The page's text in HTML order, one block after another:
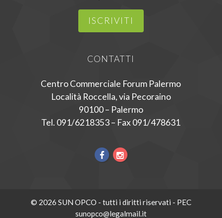
ISCRIVITI
CONTATTI
Centro Commerciale Forum Palermo
Località Roccella, via Pecoraino
90100 – Palermo
Tel. 091/6218353 – Fax 091/478631
© 2026 SUN OPCO - tutti i diritti riservati - PEC
sunopco@legalmail.it